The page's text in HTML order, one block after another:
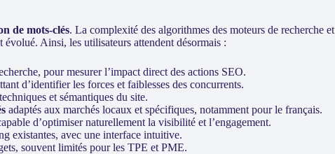
de mots-clés. La complexité des algorithmes des moteurs de recherche et
Ainsi, les utilisateurs attendent désormais :
pour mesurer l’impact direct des actions SEO.
d’identifier les forces et faiblesses des concurrents.
et sémantiques du site.
adaptés aux marchés locaux et spécifiques, notamment pour le français.
d’optimiser naturellement la visibilité et l’engagement.
existantes, avec une interface intuitive.
souvent limités pour les TPE et PME.